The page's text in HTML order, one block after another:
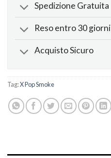
Spedizione Gratuita
Reso entro 30 giorni
Acquisto Sicuro
Tag:X Pop Smoke